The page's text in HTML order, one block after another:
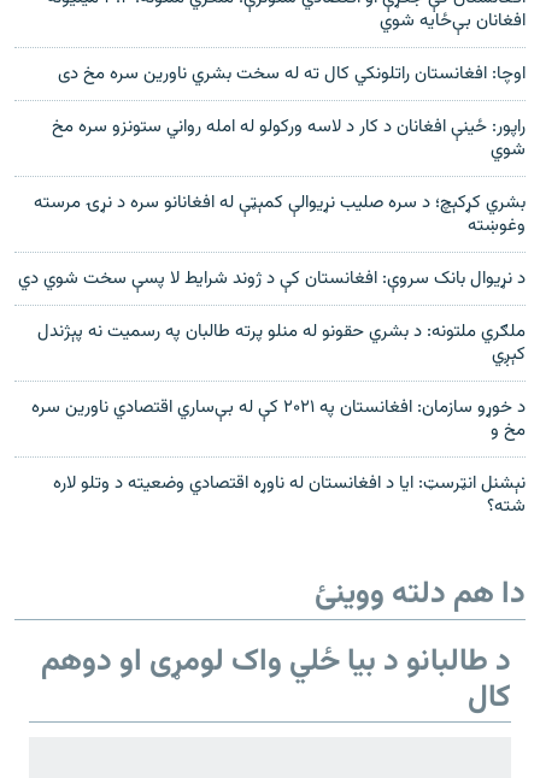
افغانان بې‌ځایه شوي
اوچا: افغانستان راتلونکي کال ته له سخت بشري ناورين سره مخ دی
راپور: ځینې افغانان د کار د لاسه ورکولو له امله رواني ستونزو سره مخ
شوي
بشري کړکېچ؛ د سره صليب نړيوالې کمېټې له افغانانو سره د نړۍ مرسته
وغوښته
د نړيوال بانک سروې: افغانستان کې د ژوند شرايط لا پسې سخت شوي دي
ملګري ملتونه: د بشري حقونو له منلو پرته طالبان په رسميت نه پېژندل
کېږي
د خوړو سازمان: افغانستان په ۲۰۲۱ کې له بې‌ساري اقتصادي ناورين سره
مخ و
نېشنل انټرسټ: ایا د افغانستان له ناوړه اقتصادي وضعیته د وتلو لاره
شته؟
دا هم دلته ووینئ
د طالبانو د بیا ځلي واک لومړی او دوهم
کال